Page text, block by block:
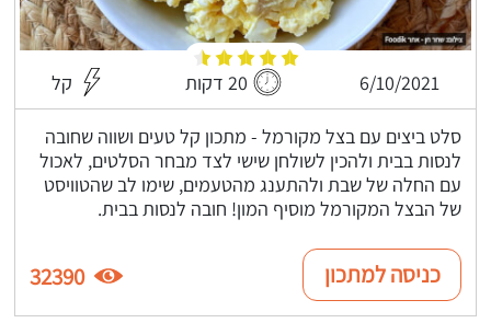
6/10/2021 20 דקות קל
סלט ביצים עם בצל מקורמל - מתכון קל טעים ושווה שחובה
לנסות בבית ולהכין לשולחן שישי לצד מבחר הסלטים, לאכול
עם החלה של שבת ולהתענג מהטעמים, שימו לב שהטוויסט
של הבצל המקורמל מוסיף המון! חובה לנסות בבית.
כניסה למתכון 32390